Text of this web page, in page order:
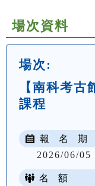
場次資料
場次:
【南科考
課程
報 名 期
2026/06/05
名 額